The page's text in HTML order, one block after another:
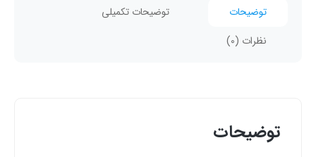
توضیحات
توضیحات تکمیلی
نظرات (0)
توضیحات